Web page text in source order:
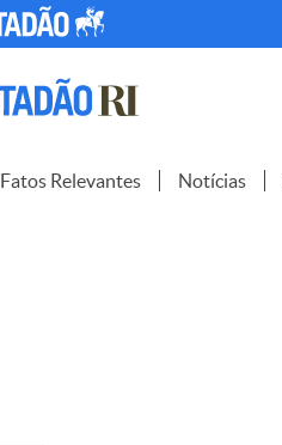
Fatos Relevantes Notícias